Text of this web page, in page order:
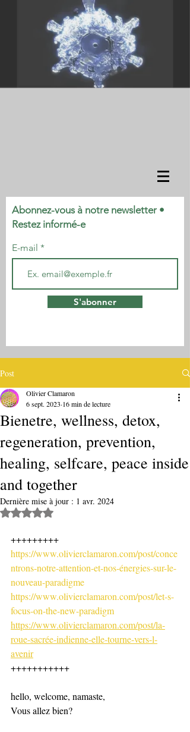
Abonnez-vous à notre newsletter •
Restez informé-e
E-mail
S'abonner
Post
Bienetre, wellness, detox,
regeneration, prevention,
healing, selfcare, peace inside
and together
Olivier Clamaron
6 sept. 2023 16 min de lecture
Dernière mise à jour : 1 avr. 2024
Noté NaN étoiles sur 5.
+++++++++
https://www.olivierclamaron.com/post/conce
ntrons-notre-attention-et-nos-énergies-sur-le-
nouveau-paradigme
https://www.olivierclamaron.com/post/let-s-
focus-on-the-new-paradigm
https://www.olivierclamaron.com/post/la-
roue-sacrée-indienne-elle-tourne-vers-l-
avenir
+++++++++++
hello, welcome, namaste,
Vous allez bien?